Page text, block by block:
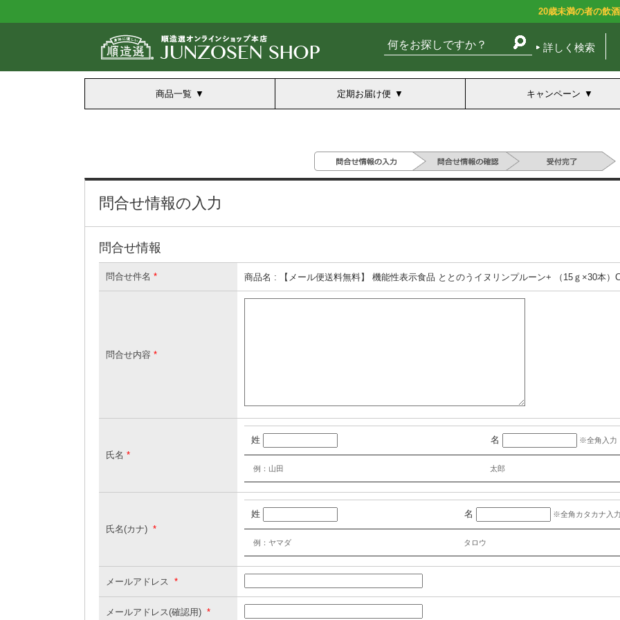
20歳未満の者の飲
詳しく検索
商品一覧 定期お届け便 キャンペーン
問合せ情報の入力
問合せ情報
問合せ件名 * 商品名 : 【メール便送料無料】 機能性表示食品 ととのうイヌリンプルーン+ （15ｇ×30本）
問合せ内容 *
氏名 *
姓 名 ※全角入力
例：山田 太郎
氏名(カナ) *
姓 名 ※全角カタカナ入
例：ヤマダ タロウ
メールアドレス *
メールアドレス(確認用) *